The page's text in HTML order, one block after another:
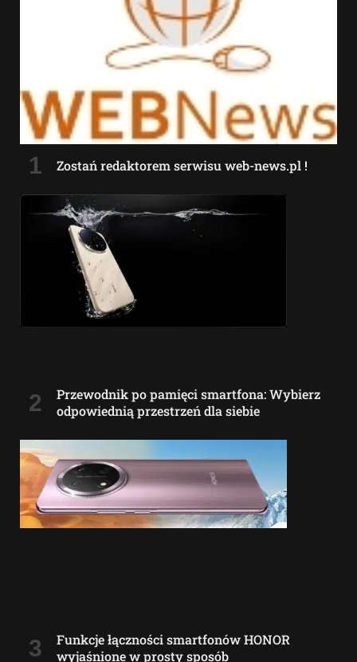
Zostań redaktorem serwisu web-news.pl !
Przewodnik po pamięci smartfona: Wybierz
odpowiednią przestrzeń dla siebie
Funkcje łączności smartfonów HONOR
wyjaśnione w prosty sposób